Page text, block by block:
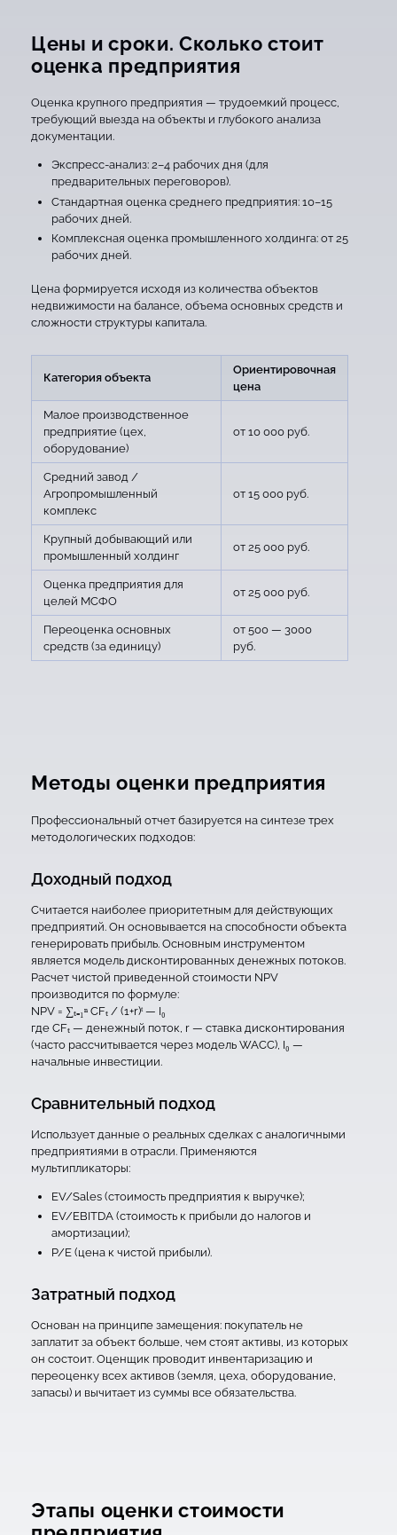
Цены и сроки. Сколько стоит
оценка предприятия
Оценка крупного предприятия — трудоемкий процесс,
требующий выезда на объекты и глубокого анализа
документации.
Экспресс-анализ: 2–4 рабочих дня (для
предварительных переговоров).
Стандартная оценка среднего предприятия: 10–15
рабочих дней.
Комплексная оценка промышленного холдинга: от 25
рабочих дней.
Цена формируется исходя из количества объектов
недвижимости на балансе, объема основных средств и
сложности структуры капитала.
Категория объекта
Ориентировочная
цена
Малое производственное
предприятие (цех,
оборудование)
от 10 000 руб.
Средний завод /
Агропромышленный
комплекс
от 15 000 руб.
Крупный добывающий или
промышленный холдинг
от 25 000 руб.
Оценка предприятия для
целей МСФО
от 25 000 руб.
Переоценка основных
средств (за единицу)
от 500 — 3000
руб.
Методы оценки предприятия
Профессиональный отчет базируется на синтезе трех
методологических подходов:
Доходный подход
Считается наиболее приоритетным для действующих
предприятий. Он основывается на способности объекта
генерировать прибыль. Основным инструментом
является модель дисконтированных денежных потоков.
Расчет чистой приведенной стоимости NPV
производится по формуле:
NPV = ∑ₜ₌₁ⁿ CFₜ / (1+r)ᵗ — I₀
где CFₜ — денежный поток, r — ставка дисконтирования
(часто рассчитывается через модель WACC), I₀ —
начальные инвестиции.
Сравнительный подход
Использует данные о реальных сделках с аналогичными
предприятиями в отрасли. Применяются
мультипликаторы:
EV/Sales (стоимость предприятия к выручке);
EV/EBITDA (стоимость к прибыли до налогов и
амортизации);
P/E (цена к чистой прибыли).
Затратный подход
Основан на принципе замещения: покупатель не
заплатит за объект больше, чем стоят активы, из которых
он состоит. Оценщик проводит инвентаризацию и
переоценку всех активов (земля, цеха, оборудование,
запасы) и вычитает из суммы все обязательства.
Этапы оценки стоимости